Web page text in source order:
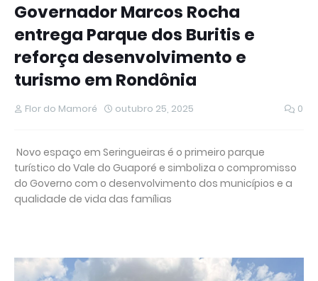
Governador Marcos Rocha
entrega Parque dos Buritis e
reforça desenvolvimento e
turismo em Rondônia
Flor do Mamoré outubro 25, 2025 0
Novo espaço em Seringueiras é o primeiro parque
turístico do Vale do Guaporé e simboliza o compromisso
do Governo com o desenvolvimento dos municípios e a
qualidade de vida das famílias